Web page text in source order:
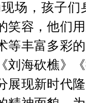
场，孩子们
笑容，他们
等丰富多彩
刘海砍樵》
展现新时代